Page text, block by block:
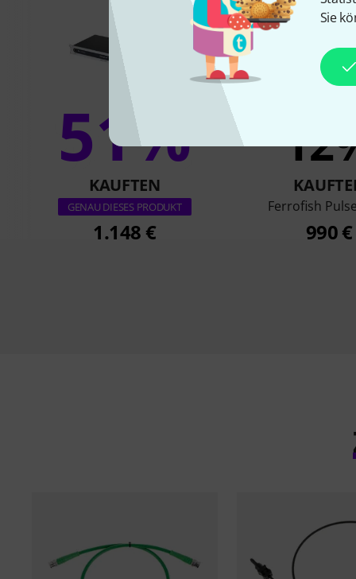
Sie
51%
KAUFTEN
GENAU DIESES PRODUKT
1.148 €
Ferrofish
990 €